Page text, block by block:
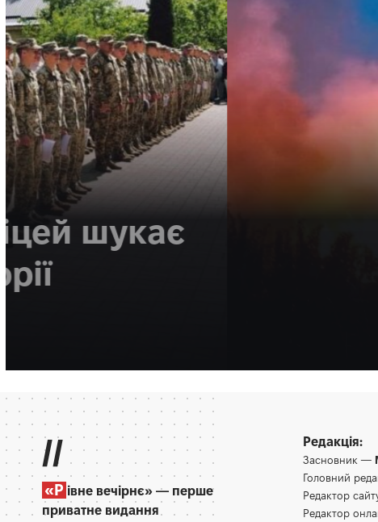
НОВИНИ
Житель Рівненщини
стерню – і загинув
//
«Р івне вечірнє» — перше
приватне видання
Редакція:
Засновник —
Головний
Редактор
Редактор